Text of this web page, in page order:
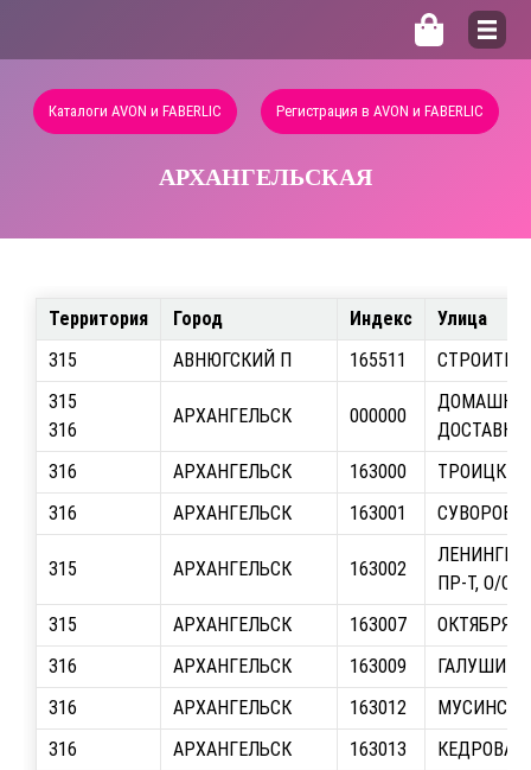
Каталоги AVON и FABERLIC Регистрация в AVON и FABERLIC
АРХАНГЕЛЬСКАЯ
Территория Город Индекс
Улица
315
АВНЮГСКИЙ П 165511
315
316
АРХАНГЕЛЬСК 000000
ДОСТАВКА
316
АРХАНГЕЛЬСК 163000
ТРОИЦКИЙ
316
АРХАНГЕЛЬСК 163001
315 АРХАНГЕЛЬСК 163002
ПР-Т, О/С 2
315
АРХАНГЕЛЬСК 163007
ОКТЯБРЯТ,
316
АРХАНГЕЛЬСК 163009
316
АРХАНГЕЛЬСК 163012
316
АРХАНГЕЛЬСК 163013 КЕДРОВА,